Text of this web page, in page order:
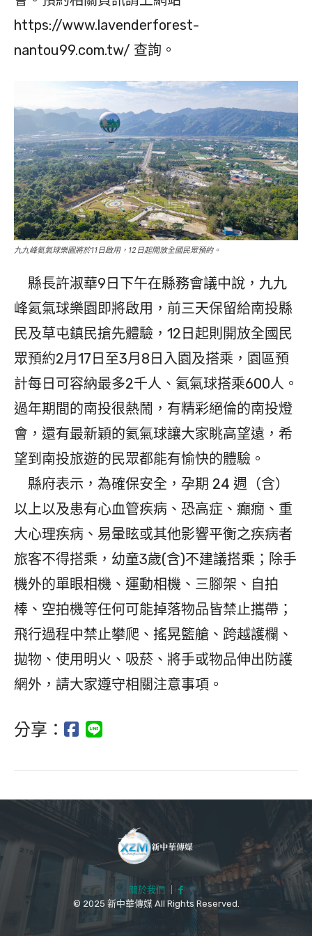
https://www.lavenderforest-
nantou99.com.tw/ 查詢。
九九峰氦氣球樂園將於11日啟用，12日起開放全國民眾預約。
縣長許淑華9日下午在縣務會議中說，九九
峰氦氣球樂園即將啟用，前三天保留給南投縣
民及草屯鎮民搶先體驗，12日起則開放全國民
眾預約2月17日至3月8日入園及搭乘，園區預
計每日可容納最多2千人、氦氣球搭乘600人。
過年期間的南投很熱鬧，有精彩絕倫的南投燈
會，還有最新穎的氦氣球讓大家眺高望遠，希
望到南投旅遊的民眾都能有愉快的體驗。
縣府表示，為確保安全，孕期 24 週（含）
以上以及患有心血管疾病、恐高症、癲癇、重
大心理疾病、易暈眩或其他影響平衡之疾病者
旅客不得搭乘，幼童3歲(含)不建議搭乘；除手
機外的單眼相機、運動相機、三腳架、自拍
棒、空拍機等任何可能掉落物品皆禁止攜帶；
飛行過程中禁止攀爬、搖晃籃艙、跨越護欄、
拋物、使用明火、吸菸、將手或物品伸出防護
網外，請大家遵守相關注意事項。
分享：
關於我們
｜
© 2025 新中華傳媒 All Rights Reserved.